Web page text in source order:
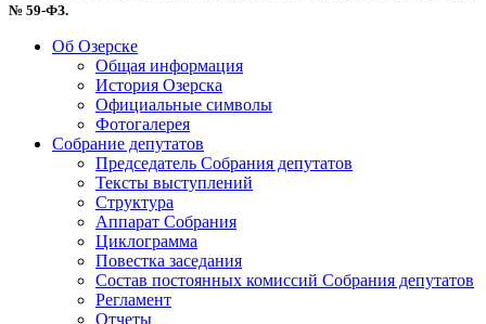
№ 59-ФЗ.
Об Озерске
Общая информация
История Озерска
Официальные символы
Фотогалерея
Собрание депутатов
Председатель Собрания депутатов
Тексты выступлений
Структура
Аппарат Собрания
Циклограмма
Повестка заседания
Состав постоянных комиссий Собрания депутатов
Регламент
Отчеты